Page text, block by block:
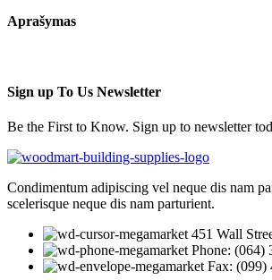
Aprašymas
Sign up To Us Newsletter
Be the First to Know. Sign up to newsletter
Condimentum adipiscing vel neque dis nam
scelerisque neque dis nam parturient.
451 Wall
Phone: (064)
Fax: (099)